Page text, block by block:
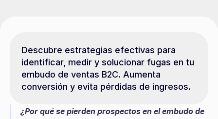
Descubre estrategias efectivas para
identificar, medir y solucionar fugas en tu
embudo de ventas B2C. Aumenta
conversión y evita pérdidas de ingresos.
¿Por qué se pierden prospectos en el embudo de